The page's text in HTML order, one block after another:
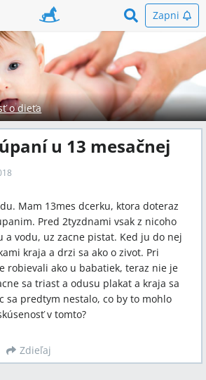
Zapni
o dieťa
u 13 mesačnej
Mam 13mes dcerku, ktora doteraz
Pred 2tyzdnami vsak z nicoho
a vodu, uz zacne pistat. Ked ju do nej
kraja a drzi sa ako o zivot. Pri
robievali ako u babatiek, teraz nie je
sa triast a odusu plakat a kraja sa
sa predtym nestalo, co by to mohlo
v tomto?
Zdieľaj